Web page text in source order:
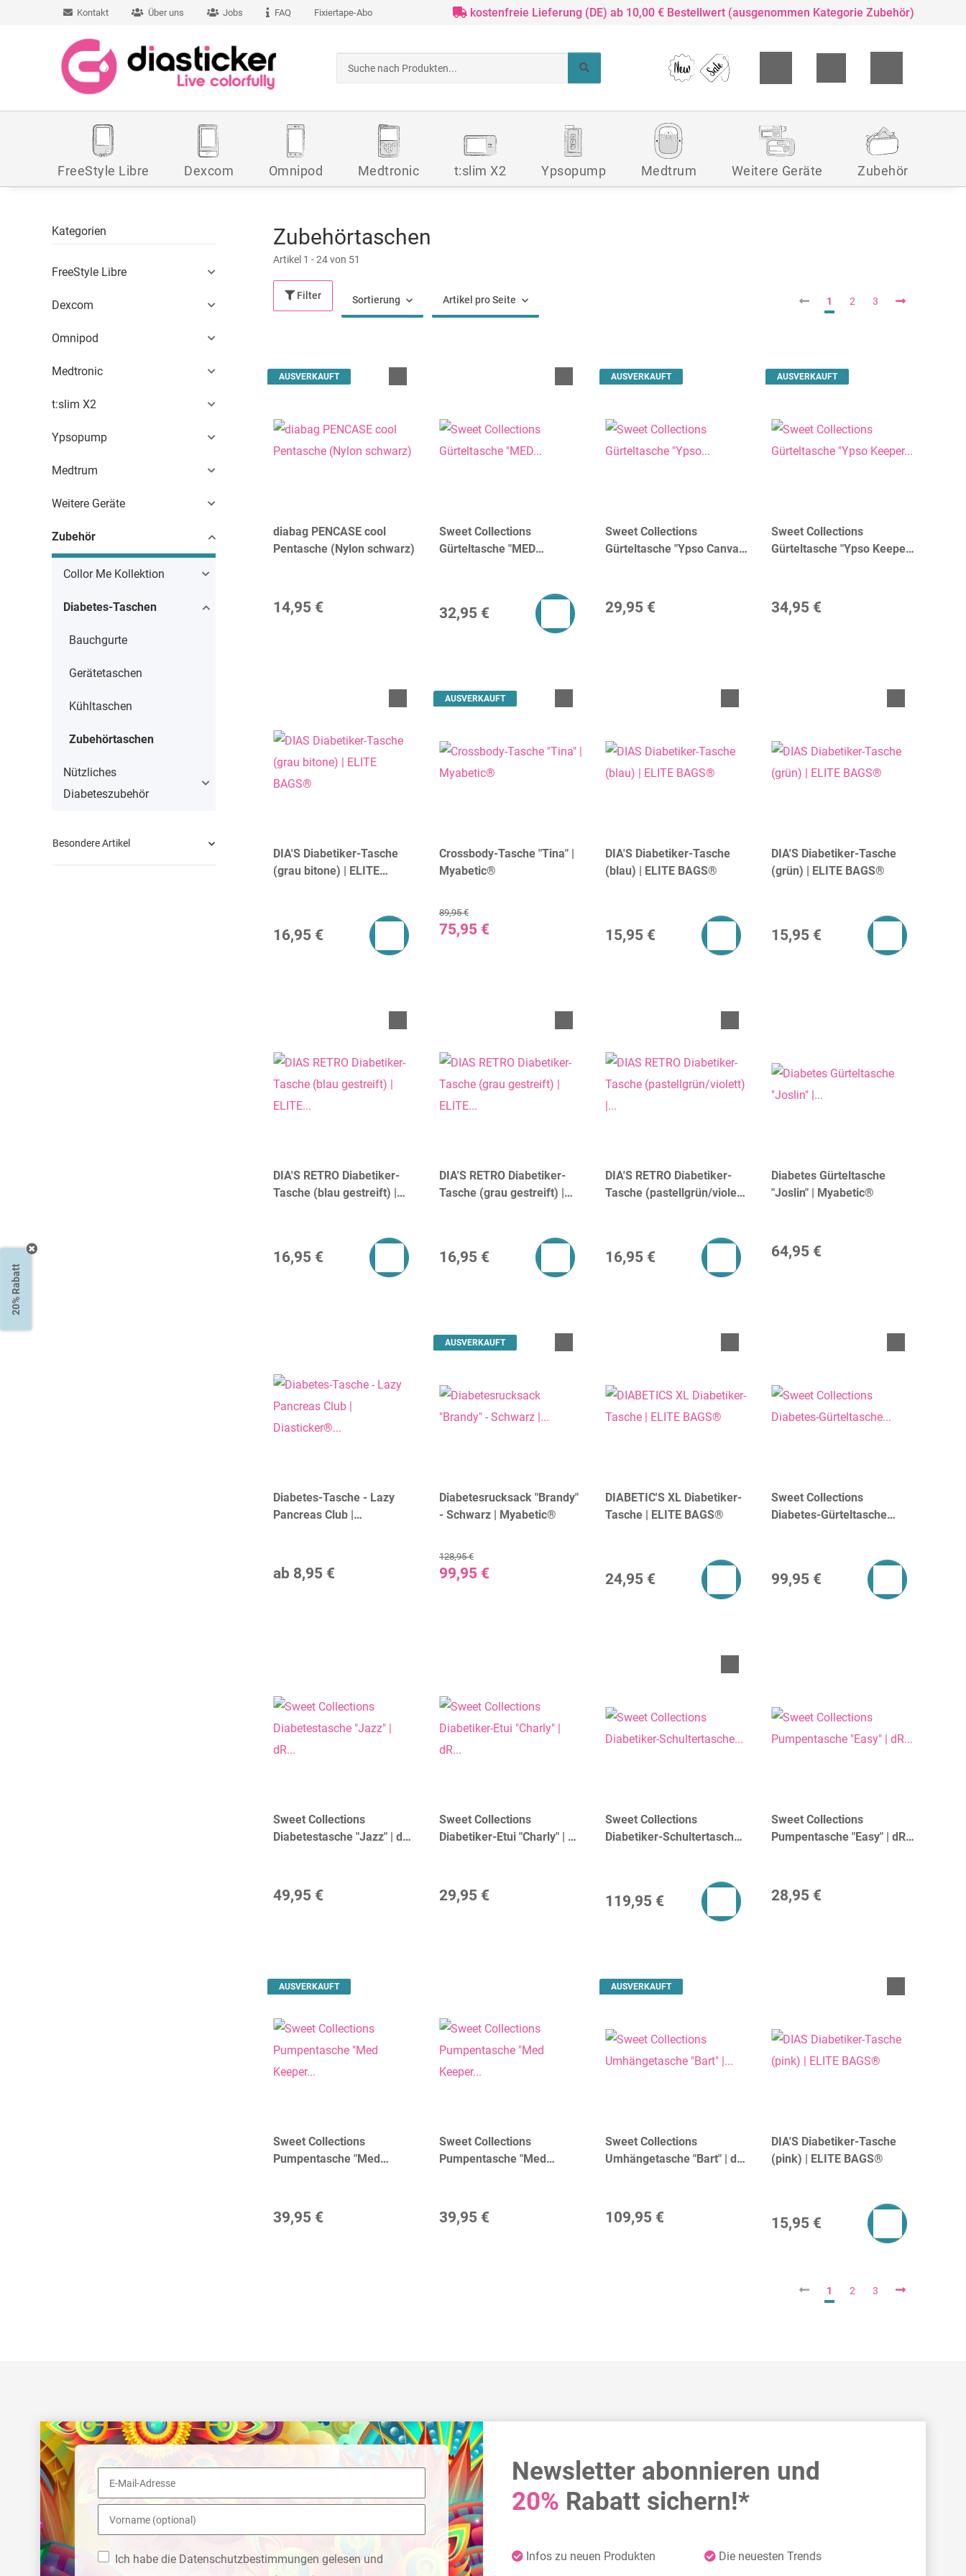
Kontakt Über uns Jobs FAQ Fixiertape-Abo kostenfreie Lieferung (DE) ab 10,00 € Bestellwert (ausgenommen Kategorie Zubehör)
FreeStyle Libre Dexcom Omnipod Medtronic t:slim X2 Ypsopump Medtrum Weitere Geräte Zubehör
Zubehörtaschen
Artikel 1 - 24 von 51
Filter Sortierung Artikel pro Seite 1 2 3
AUSVERKAUFT
diabag PENCASE cool
Pentasche (Nylon schwarz)
14,95 €
Sweet Collections
Gürteltasche "MED
32,95 €
AUSVERKAUFT
Sweet Collections
Gürteltasche "Ypso Canvas"
29,95 €
AUSVERKAUFT
Sweet Collections
Gürteltasche "Ypso Keeper
34,95 €
DIA'S Diabetiker-Tasche
(grau bitone) | ELITE
16,95 €
AUSVERKAUFT
Crossbody-Tasche "Tina" |
Myabetic®
75,95 €
89,95 €
DIA'S Diabetiker-Tasche
(blau) | ELITE BAGS®
15,95 €
DIA'S Diabetiker-Tasche
(grün) | ELITE BAGS®
15,95 €
DIA'S RETRO Diabetiker-
Tasche (blau gestreift) |
16,95 €
DIA'S RETRO Diabetiker-
Tasche (grau gestreift) |
16,95 €
DIA'S RETRO Diabetiker-
Tasche (pastellgrün/violett)
16,95 €
Diabetes Gürteltasche
"Joslin" | Myabetic®
64,95 €
Diabetes-Tasche - Lazy
Pancreas Club |
ab 8,95 €
AUSVERKAUFT
Diabetesrucksack "Brandy"
- Schwarz | Myabetic®
99,95 €
128,95 €
DIABETIC'S XL Diabetiker-
Tasche | ELITE BAGS®
24,95 €
Sweet Collections
Diabetes-Gürteltasche
99,95 €
Sweet Collections
Diabetestasche "Jazz" | dR
49,95 €
Sweet Collections
Diabetiker-Etui "Charly" | dR
29,95 €
Sweet Collections
Diabetiker-Schultertasche
119,95 €
Sweet Collections
Pumpentasche "Easy" | dR
28,95 €
AUSVERKAUFT
Sweet Collections
Pumpentasche "Med
39,95 €
Sweet Collections
Pumpentasche "Med
39,95 €
AUSVERKAUFT
Sweet Collections
Umhängetasche "Bart" | dR
109,95 €
DIA'S Diabetiker-Tasche
(pink) | ELITE BAGS®
15,95 €
1 2 3
Kategorien
FreeStyle Libre
Dexcom
Omnipod
Medtronic
t:slim X2
Ypsopump
Medtrum
Weitere Geräte
Zubehör
Collor Me Kollektion
Diabetes-Taschen
Bauchgurte
Gerätetaschen
Kühltaschen
Zubehörtaschen
Nützliches
Diabeteszubehör
Besondere Artikel
Ich habe die Datenschutzbestimmungen gelesen und
Newsletter abonnieren und
20% Rabatt sichern!*
Infos zu neuen Produkten Die neuesten Trends
20% Rabatt